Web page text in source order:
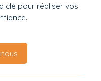
clé pour réaliser vos